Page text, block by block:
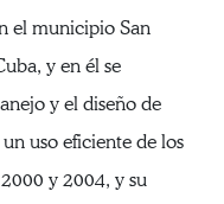
el municipio San
y en él se
y el diseño de
uso eficiente de los
y 2004, y su